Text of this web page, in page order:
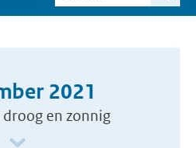
2021
droog en zonnig